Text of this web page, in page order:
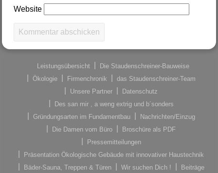
Website
Leistungsübersicht
Die Staudenschreiner-Bauweise
Ökologie
Firmenchronik
das Staudenschreiner-Team
Unsere Partner
Datenschutz
Des san mir , a weng extrig und b´sonders
Gründungsarten im Fundamentbau
Nachrichten/Einzug
Die Damen vom Büro
Broschüre als PDF
Pressemitteilungen
Präsentation Ökologische Gebäude mit innovativer Haustechnik
Bäder-Sauna, Treppen & Türen
Wir suchen Dich !
Beiträge